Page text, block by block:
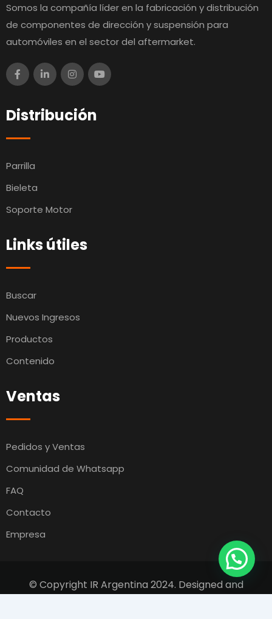
Somos la compañía líder en la fabricación y distribución
de componentes de dirección y suspensión para
automóviles en el sector del aftermarket.
Distribución
Parrilla
Bieleta
Soporte Motor
Links útiles
Buscar
Nuevos Ingresos
Productos
Contenido
Ventas
Pedidos y Ventas
Comunidad de Whatsapp
FAQ
Contacto
Empresa
© Copyright IR Argentina 2024. Designed and